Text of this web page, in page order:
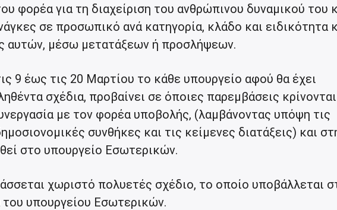
φορέα για τη διαχείριση του ανθρώπινου δυναμικού του
σε προσωπικό ανά κατηγορία, κλάδο και ειδικότητα
αυτών, μέσω μετατάξεων ή προσλήψεων.
9 έως τις 20 Μαρτίου το κάθε υπουργείο αφού θα έχει
σχέδια, προβαίνει σε όποιες παρεμβάσεις κρίνονται
με τον φορέα υποβολής, (λαμβάνοντας υπόψη τις
συνθήκες και τις κείμενες διατάξεις) και
στο υπουργείο Εσωτερικών.
χωριστό πολυετές σχέδιο, το οποίο υποβάλλεται
του υπουργείου Εσωτερικών.